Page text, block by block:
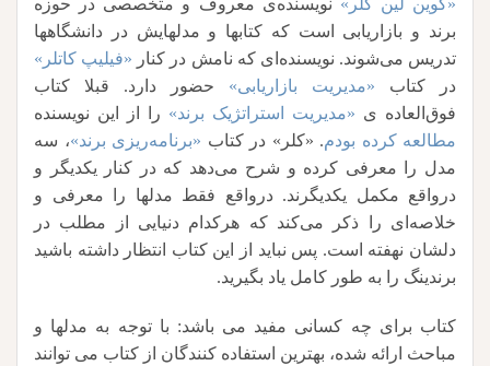
«کوین لین کلر» نویسنده‌ی معروف و متخصصی در حوزه
برند و بازاریابی است که کتابها و مدلهایش در دانشگاهها
تدریس می‌شوند. نویسنده‌ای که نامش در کنار «فیلیپ کاتلر»
در کتاب «مدیریت بازاریابی» حضور دارد. قبلا کتاب
فوق‌العاده‌ ی «مدیریت استراتژیک برند» را از این نویسنده
مطالعه کرده بودم. «کلر» در کتاب «برنامه‌ریزی برند»، سه
مدل را معرفی کرده و شرح می‌دهد که در کنار یکدیگر و
درواقع مکمل یکدیگرند. درواقع فقط مدلها را معرفی و
خلاصه‌ای را ذکر می‌کند که هرکدام دنیایی از مطلب در
دلشان نهفته است. پس نباید از این کتاب انتظار داشته باشید
برندینگ را به طور کامل یاد بگیرید.
کتاب برای چه کسانی مفید می باشد: با توجه به مدلها و
مباحث ارائه شده، بهترین استفاده کنندگان از کتاب می توانند